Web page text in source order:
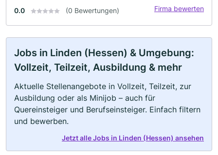
0.0 (0 Bewertungen) Firma bewerten
Jobs in Linden (Hessen) & Umgebung:
Vollzeit, Teilzeit, Ausbildung & mehr
Aktuelle Stellenangebote in Vollzeit, Teilzeit, zur
Ausbildung oder als Minijob – auch für
Quereinsteiger und Berufseinsteiger. Einfach filtern
und bewerben.
Jetzt alle Jobs in Linden (Hessen) ansehen